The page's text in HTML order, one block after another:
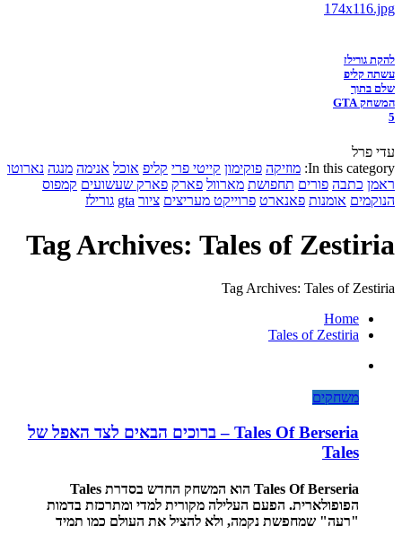
להקת גורילז
עשתה קליפ
שלם בתוך
המשחק GTA
5
עדי פרל
In this category: מוזיקה פוקימון קייטי פרי קליפ אוכל אנימה מנגה נארוטו
ראמן כתבה פורים תחפושת מארוול פארק פארק שעשועים קמפוס
הנוקמים אומנות פאנארט פרוייקט מעריצים ציור gta גורילז
Tag Archives: Tales of Zestiria
Tag Archives: Tales of Zestiria
Home
Tales of Zestiria
משחקים
Tales Of Berseria – ברוכים הבאים לצד האפל של
Tales
Tales Of Berseria הוא המשחק החדש בסדרת Tales
הפופולארית. הפעם העלילה מקורית למדי ומתרכזת בדמות
"רעה" שמחפשת נקמה, ולא להציל את העולם כמו תמיד